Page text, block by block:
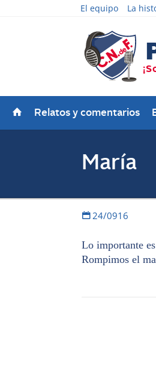
El equipo La
Relatos y comentarios
María
24/0916
Lo importante
Rompimos el